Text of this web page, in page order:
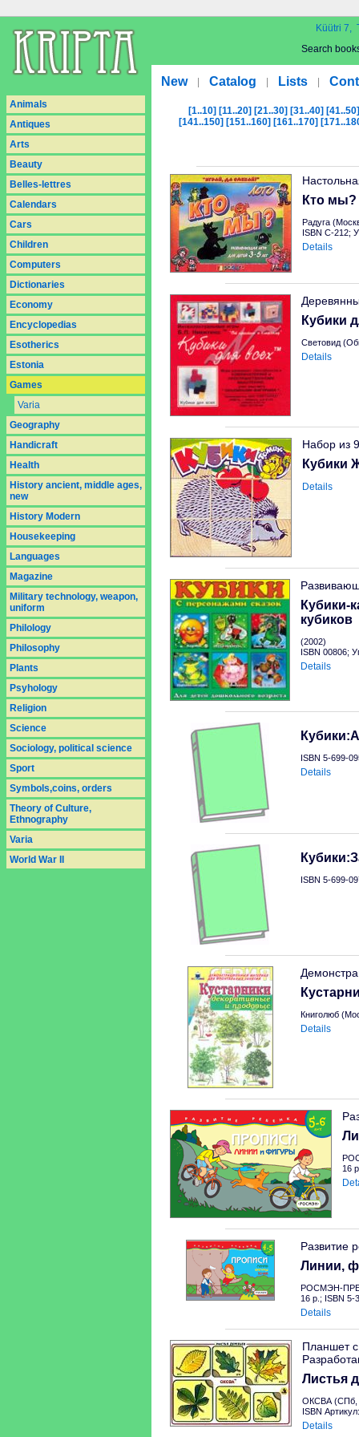
Küütri 7,
Search
New Catalog Lists
Animals
Antiques
Arts
Beauty
Belles-lettres
Calendars
Cars
Children
Computers
Dictionaries
Economy
Encyclopedias
Esotherics
Estonia
Games
Varia
Geography
Handicraft
Health
History ancient, middle ages,
new
History Modern
Housekeeping
Languages
Magazine
Military technology, weapon,
uniform
Philology
Philosophy
Plants
Psyhology
Religion
Science
Sociology, political science
Sport
Symbols,coins, orders
Theory of Culture,
Ethnography
Varia
World War II
[1..10] [11..20] [21..30] [31..40] [41..50]
[141..150] [151..160] [161..170]
Кто мы?
Радуга
ISBN С-212;
Details
Кубики
Световид
Details
Набор из
Кубики
Details
Кубики-
кубиков
(2002)
ISBN 00806;
Details
ISBN 5-699-
Details
ISBN 5-699-
Книголюб
Details
16
Развитие
Линии,
РОСМЭН-
16 p.; ISBN 5-
Details
Планшет
Листья
ОКСВА (СПб,
ISBN
Details